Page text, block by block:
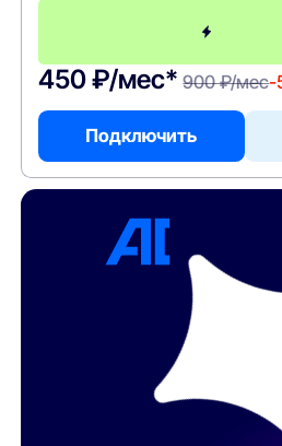
450 ₽/мес* 900 ₽/мес-
Подключить